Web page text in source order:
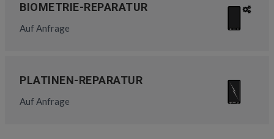
BIOMETRIE-REPARATUR
Auf Anfrage
PLATINEN-REPARATUR
Auf Anfrage